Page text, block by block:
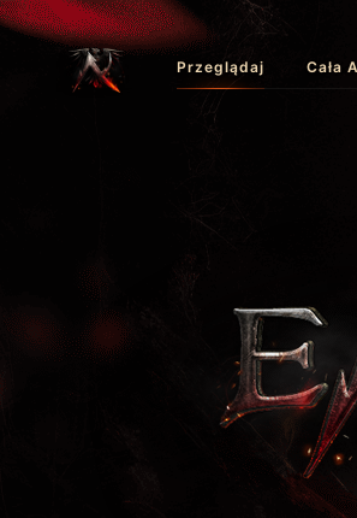
Przeglądaj Cała